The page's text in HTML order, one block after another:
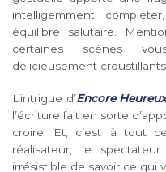
intelligemment
équilibre salutaire.
certaines scènes
délicieusement croustillants.
L’intrigue d’Encore
l’écriture fait en sorte
croire. Et, c’est là tout
réalisateur, le
irrésistible de savoir ce qui